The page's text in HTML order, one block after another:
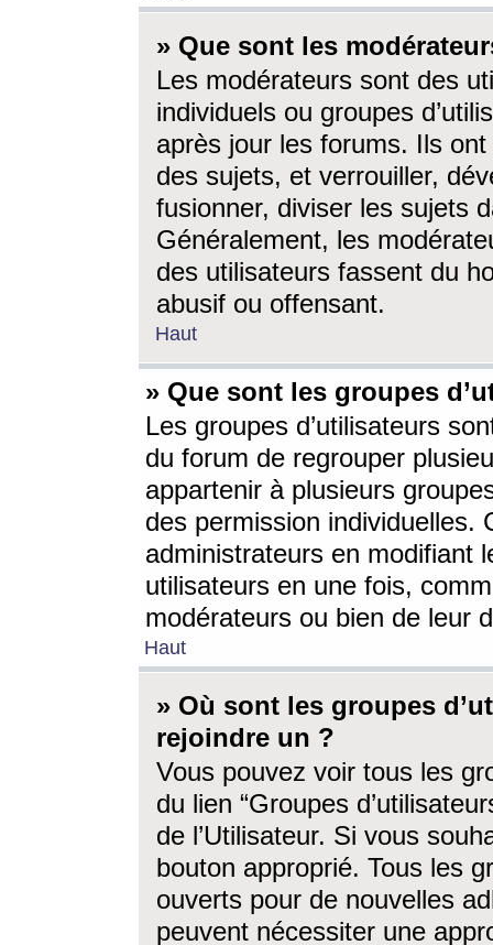
» Que sont les
Les modérateurs sont des
individuels ou groupes
après jour les forums. Ils ont
des sujets, et verrouiller,
fusionner, diviser les sujets
Généralement, les
des utilisateurs fassent du
abusif ou offensant.
Haut
» Que sont les groupes
Les groupes d’utilisateurs
du forum de regrouper
appartenir à plusieurs
des permission individuelles.
administrateurs en modifiant
utilisateurs en une fois,
modérateurs ou bien de leur
Haut
» Où sont les groupes
rejoindre un ?
Vous pouvez voir tous les
du lien “Groupes
de l’Utilisateur. Si vous
bouton approprié. Tous les
ouverts pour de nouvelles
peuvent nécessiter une